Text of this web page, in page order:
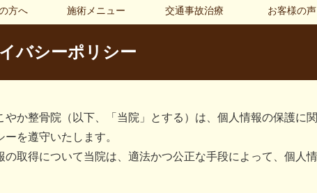
方へ 施術メニュー 交通事故治療 お客様の声
バシーポリシー
やか整骨院（以下、「当院」とする）は、個人情報の保護に
ーを遵守いたします。
の取得について当院は、適法かつ公正な手段によって、個人